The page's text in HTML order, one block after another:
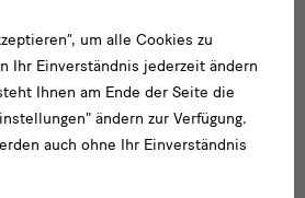
um alle Cookies zu
Ihr Einverständnis jederzeit ändern
Ihnen am Ende der Seite die
ändern zur Verfügung.
auch ohne Ihr Einverständnis